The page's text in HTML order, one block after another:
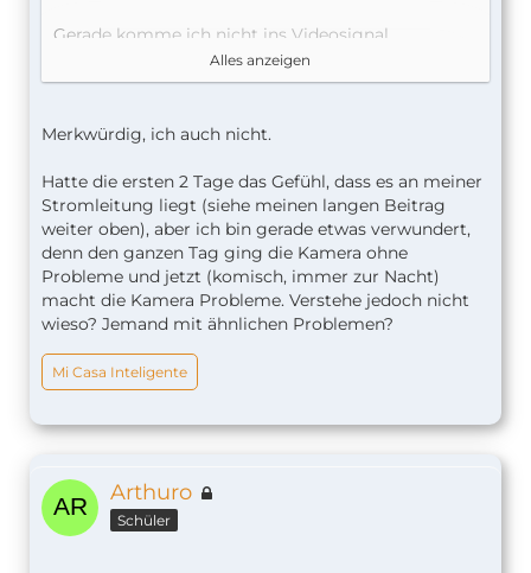
Gerade komme ich nicht ins Videosignal.
Hab den Hub schon neugestartet.
app und HomeKit
Alles anzeigen
Merkwürdig, ich auch nicht.
Hatte die ersten 2 Tage das Gefühl, dass es an meiner
Stromleitung liegt (siehe meinen langen Beitrag
weiter oben), aber ich bin gerade etwas verwundert,
denn den ganzen Tag ging die Kamera ohne
Probleme und jetzt (komisch, immer zur Nacht)
macht die Kamera Probleme. Verstehe jedoch nicht
wieso? Jemand mit ähnlichen Problemen?
Mi Casa Inteligente
Arthuro
Schüler